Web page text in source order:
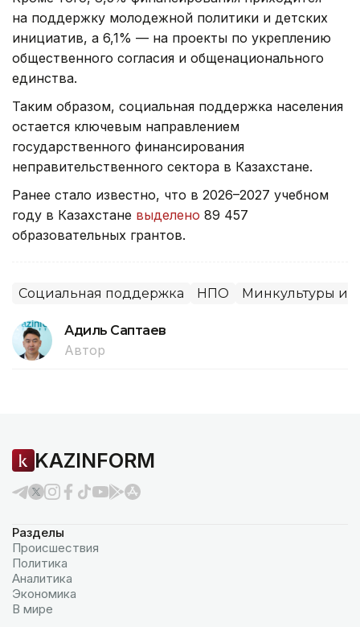
на поддержку молодежной политики и детских
инициатив, а 6,1% — на проекты по укреплению
общественного согласия и общенационального
единства.
Таким образом, социальная поддержка населения
остается ключевым направлением
государственного финансирования
неправительственного сектора в Казахстане.
Ранее стало известно, что в 2026–2027 учебном
году в Казахстане выделено 89 457
образовательных грантов.
Социальная поддержка НПО Минкультуры и
Адиль Саптаев
Автор
KAZINFORM
Разделы
Происшествия
Политика
Аналитика
Экономика
В мире